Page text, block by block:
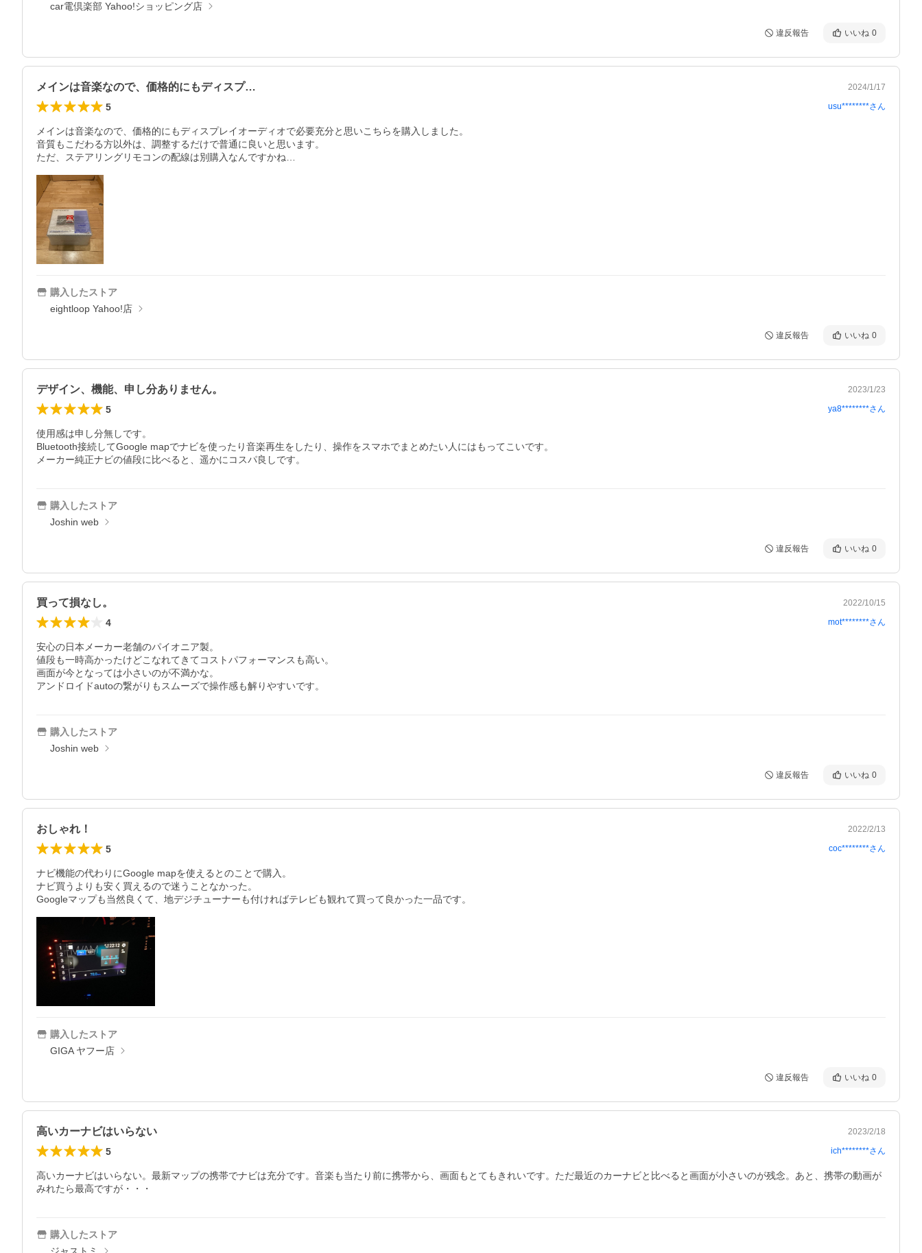
car電倶楽部 Yahoo!ショッピング店
違反報告 いいね 0
メインは音楽なので、価格的にもディスプ… 2024/1/17
5 usu********さん
メインは音楽なので、価格的にもディスプレイオーディオで必要充分と思いこちらを購入しました。
音質もこだわる方以外は、調整するだけで普通に良いと思います。
購入したストア
eightloop Yahoo!店
違反報告 いいね 0
デザイン、機能、申し分ありません。 2023/1/23
5 ya8********さん
使用感は申し分無しです。
Bluetooth接続してGoogle mapでナビを使ったり音楽再生をしたり、操作をスマホでまとめたい人にはもってこいです。
メーカー純正ナビの値段に比べると、遥かにコスパ良しです。
購入したストア
Joshin web
違反報告 いいね 0
買って損なし。 2022/10/15
4 mot********さん
安心の日本メーカー老舗のパイオニア製。
値段も一時高かったけどこなれてきてコストパフォーマンスも高い。
画面が今となっては小さいのが不満かな。
アンドロイドautoの繋がりもスムーズで操作感も解りやすいです。
購入したストア
Joshin web
違反報告 いいね 0
おしゃれ！ 2022/2/13
5 coc********さん
ナビ機能の代わりにGoogle mapを使えるとのことで購入。
ナビ買うよりも安く買えるので迷うことなかった。
Googleマップも当然良くて、地デジチューナーも付ければテレビも観れて買って良かった一品です。
購入したストア
GIGA ヤフー店
違反報告 いいね 0
高いカーナビはいらない 2023/2/18
5 ich********さん
高いカーナビはいらない。最新マップの携帯でナビは充分です。音楽も当たり前に携帯から、画面もとてもきれいです。ただ最近のカーナビと比べると画面が小さいのが残念。あと、携帯の動画が
みれたら最高ですが・・・
購入したストア